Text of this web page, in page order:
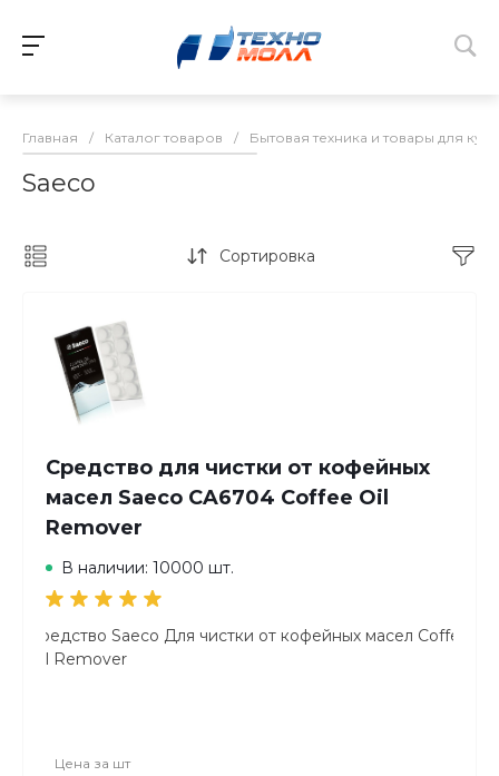
Главная / Каталог товаров / Бытовая техника и товары для
Saeco
Сортировка
Средство для чистки от кофейных
масел Saeco CA6704 Coffee Oil
Remover
В наличии: 10000 шт.
Средство Saeco Для чистки от кофейных масел Coffee
Oil Remover
Цена за шт